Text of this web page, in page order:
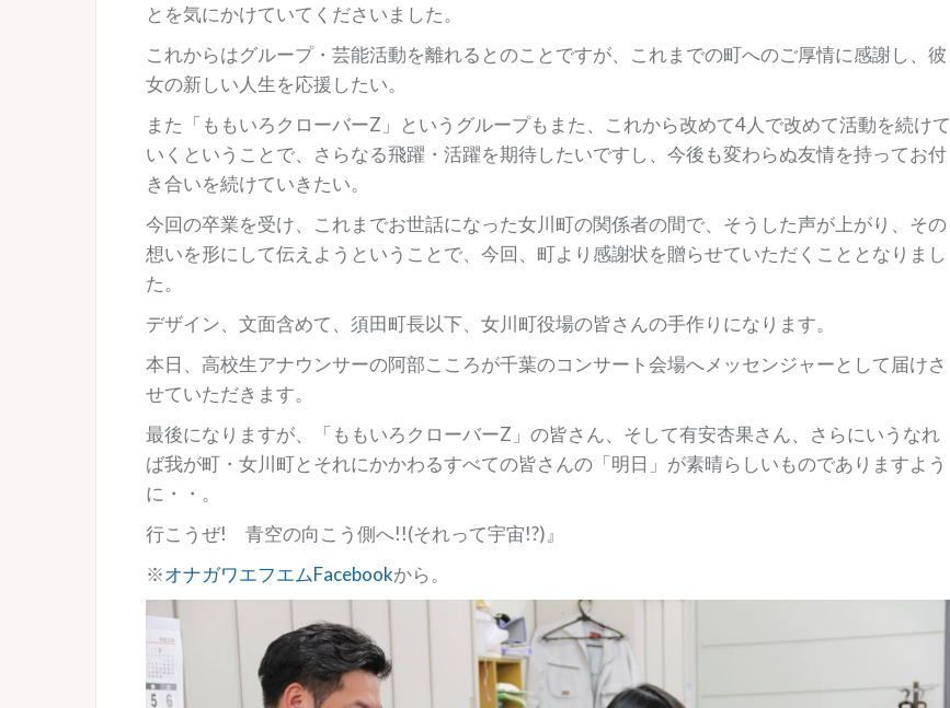
とを気にかけていてくださいました。
これからはグループ・芸能活動を離れるとのことですが、これまでの町へのご厚情に感謝し、彼
女の新しい人生を応援したい。
また「ももいろクローバーZ」というグループもまた、これから改めて4人で改めて活動を続けて
いくということで、さらなる飛躍・活躍を期待したいですし、今後も変わらぬ友情を持ってお付
き合いを続けていきたい。
今回の卒業を受け、これまでお世話になった女川町の関係者の間で、そうした声が上がり、その
想いを形にして伝えようということで、今回、町より感謝状を贈らせていただくこととなりまし
た。
デザイン、文面含めて、須田町長以下、女川町役場の皆さんの手作りになります。
本日、高校生アナウンサーの阿部こころが千葉のコンサート会場へメッセンジャーとして届けさ
せていただきます。
最後になりますが、「ももいろクローバーZ」の皆さん、そして有安杏果さん、さらにいうなれ
ば我が町・女川町とそれにかかわるすべての皆さんの「明日」が素晴らしいものでありますよう
に・・。
行こうぜ! 青空の向こう側へ!!(それって宇宙!?)』
※オナガワエフエムFacebookから。